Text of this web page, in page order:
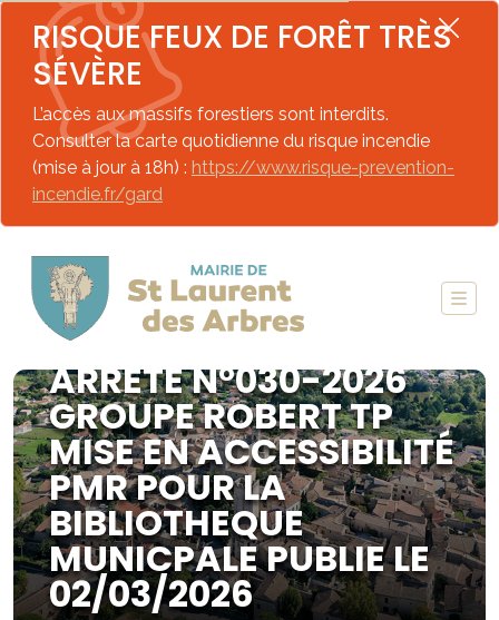
RISQUE FEUX DE FORÊT TRÈS
SÉVÈRE
L’accès aux massifs forestiers sont interdits.
Consulter la carte quotidienne du risque incendie
(mise à jour à 18h) : https://www.risque-prevention-
incendie.fr/gard
ARRETE N°030-2026
GROUPE ROBERT TP
MISE EN ACCESSIBILITÉ
PMR POUR LA
BIBLIOTHEQUE
MUNICPALE PUBLIE LE
02/03/2026